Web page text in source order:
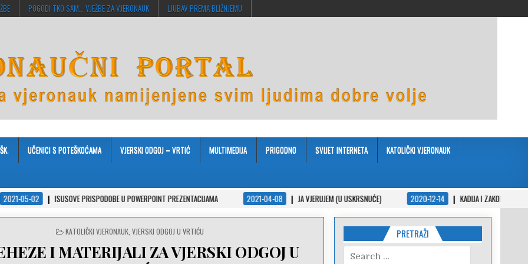
POGODI TKO SAM…-VJEŽBE ZA VJERONAUK LJUBAV PREMA BLIŽNJEMU
UČENICI S POTEŠKOĆAMA VJERSKI ODGOJ – VRTIĆ MULTIMEDIJA PRIGODNO SVIJET INTERNETA KATOLIČKI VJERONAUK
PRISPODOBE U POWERPOINT PREZENTACIJAMA 2021-04-08 JA VJERUJEM (U USKRSNUĆE) 2020-12-14 KADIJA I ZAKON – KRATKA PRIČA U PPS-U
POSTED
KATOLIČKI VJERONAUK, VJERSKI ODGOJ U VRTIĆU
I MATERIJALI ZA VJERSKI ODGOJ U
PRETRAŽI
Search
for: